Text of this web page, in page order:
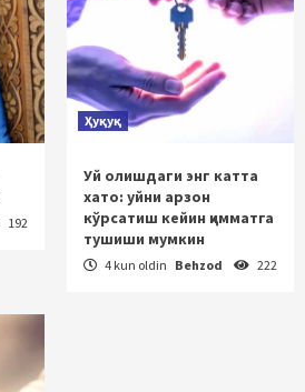
192
Ҳуқуқ
Уй олишдаги энг катта
хато: уйни арзон
кўрсатиш кейин қимматга
тушиши мумкин
4 kun oldin Behzod 222